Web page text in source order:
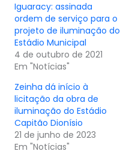
Iguaracy: assinada
ordem de serviço para o
projeto de iluminação do
Estádio Municipal
4 de outubro de 2021
Em "Notícias"
Zeinha dá início à
licitação da obra de
iluminação do Estádio
Capitão Dionísio
21 de junho de 2023
Em "Notícias"